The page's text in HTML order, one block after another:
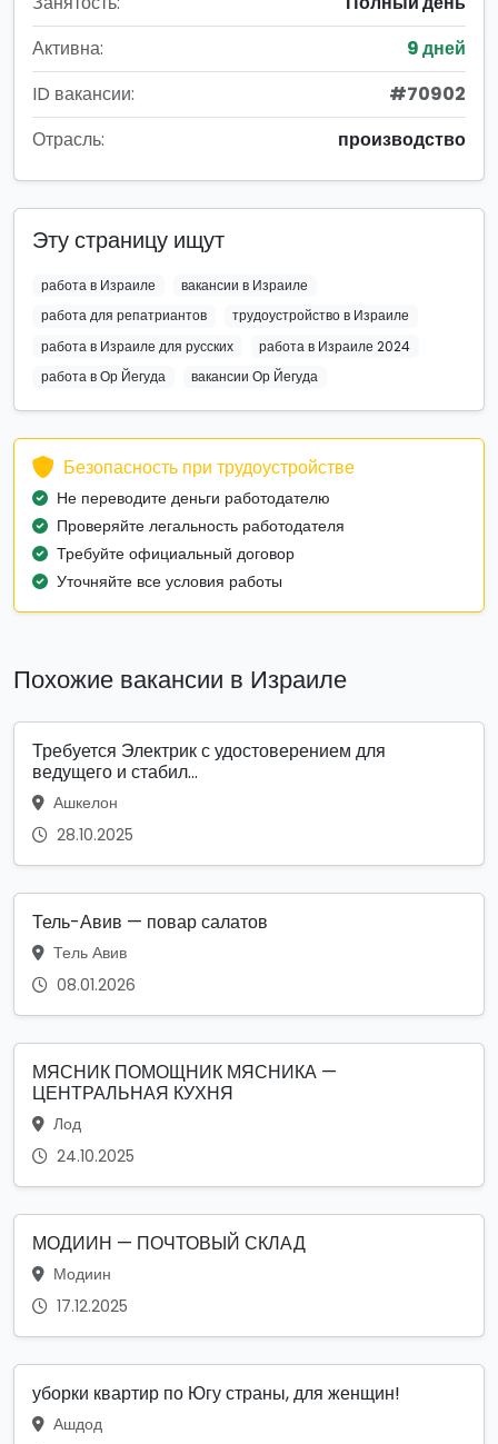
Активна:
9 дней
ID вакансии:
#70902
Отрасль:
производство
Эту страницу ищут
работа в Израиле
вакансии в Израиле
работа для репатриантов
трудоустройство в Израиле
работа в Израиле для русских
работа в Израиле 2024
работа в Ор Йегуда
вакансии Ор Йегуда
Безопасность при трудоустройстве
Не переводите деньги работодателю
Проверяйте легальность работодателя
Требуйте официальный договор
Уточняйте все условия работы
Похожие вакансии в Израиле
Требуется Электрик с удостоверением для
ведущего и стабил...
Ашкелон
28.10.2025
Тель-Авив — повар салатов
Тель Авив
08.01.2026
МЯСНИК ПОМОЩНИК МЯСНИКА —
ЦЕНТРАЛЬНАЯ КУХНЯ
Лод
24.10.2025
МОДИИН — ПОЧТОВЫЙ СКЛАД
Модиин
17.12.2025
уборки квартир по Югу страны, для женщин!
Ашдод